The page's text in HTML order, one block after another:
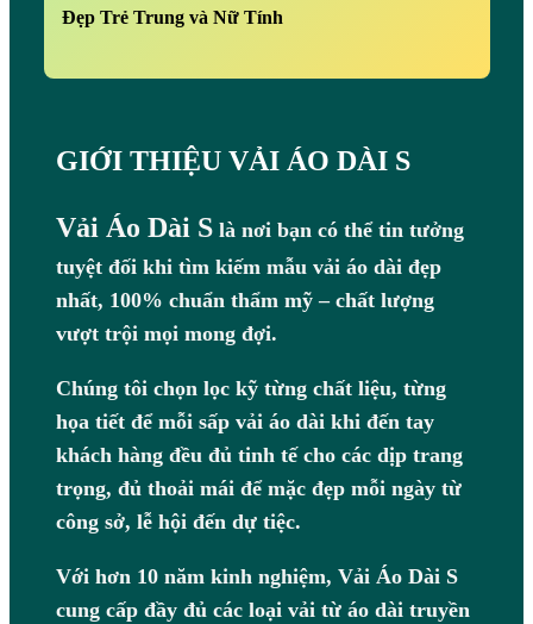
Đẹp Trẻ Trung và Nữ Tính
GIỚI THIỆU VẢI ÁO DÀI S
Vải Áo Dài Slà nơi bạn có thể tin tưởng
tuyệt đối khi tìm kiếm mẫu vải áo dài đẹp
nhất, 100% chuẩn thẩm mỹ – chất lượng
vượt trội mọi mong đợi.
Chúng tôi chọn lọc kỹ từng chất liệu, từng
họa tiết để mỗi sấp vải áo dài khi đến tay
khách hàng đều đủ tinh tế cho các dịp trang
trọng, đủ thoải mái để mặc đẹp mỗi ngày từ
công sở, lễ hội đến dự tiệc.
Với hơn 10 năm kinh nghiệm, Vải Áo Dài S
cung cấp đầy đủ các loại vải từ áo dài truyền